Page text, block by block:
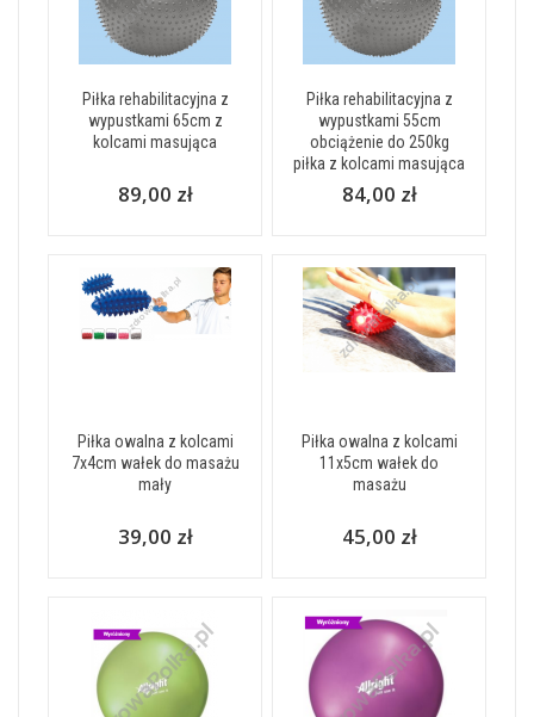
Piłka rehabilitacyjna z
wypustkami 65cm z
kolcami masująca
89,00 zł
Piłka rehabilitacyjna z
wypustkami 55cm
obciążenie do 250kg
piłka z kolcami masująca
84,00 zł
Piłka owalna z kolcami
7x4cm wałek do masażu
mały
39,00 zł
Piłka owalna z kolcami
11x5cm wałek do
masażu
45,00 zł